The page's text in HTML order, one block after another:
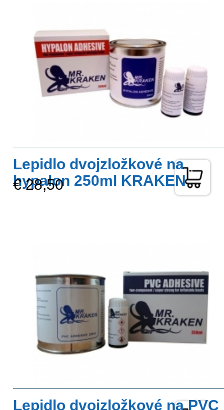
Lepidlo dvojzložkové na
hypalon 250ml KRAKEN
€ 28,50
Lepidlo dvojzložkové na PVC